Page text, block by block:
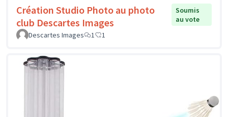
Création Studio Photo au photo
club Descartes Images
Soumis
au vote
Descartes Images
1 1